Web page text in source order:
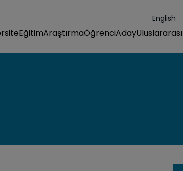
English
EğitimAraştırmaÖğrenciAdayUluslararası